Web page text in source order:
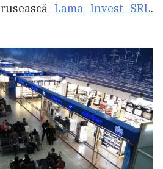
Lama Invest SRL.